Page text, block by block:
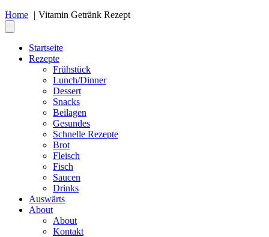
Home
Vitamin Getränk Rezept
Startseite
Rezepte
Frühstück
Lunch/Dinner
Dessert
Snacks
Beilagen
Gesundes
Schnelle Rezepte
Brot
Fleisch
Fisch
Saucen
Drinks
Auswärts
About
About
Kontakt